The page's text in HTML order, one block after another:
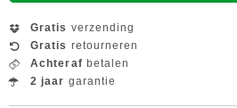
Gratis verzending
Gratis retourneren
Achteraf betalen
2 jaar garantie